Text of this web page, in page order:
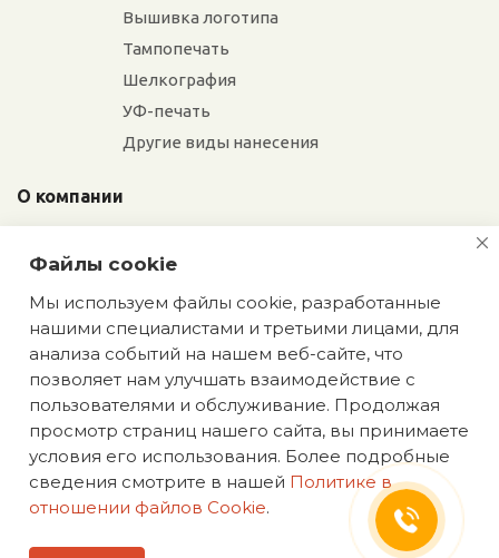
Вышивка логотипа
Тампопечать
Шелкография
УФ-печать
Другие виды нанесения
О компании
Сотрудники
Сотрудничество
Вакансии
Политика конфиденциальности
Файлы cookie
Мы используем файлы cookie, разработанные
нашими специалистами и третьими лицами, для
анализа событий на нашем веб-сайте, что
позволяет нам улучшать взаимодействие с
пользователями и обслуживание. Продолжая
просмотр страниц нашего сайта, вы принимаете
условия его использования. Более подробные
сведения смотрите в нашей Политике в
отношении файлов Cookie.